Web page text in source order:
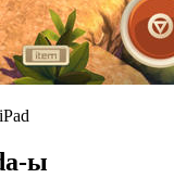
ы